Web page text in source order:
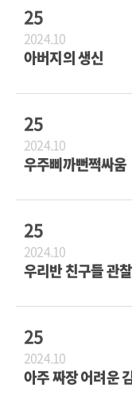
25
2024.10
아버지의 생신
25
2024.10
우주삐까뻔쩍싸움
25
2024.10
우리반 친구들 관
25
2024.10
아주 짜장 어려운